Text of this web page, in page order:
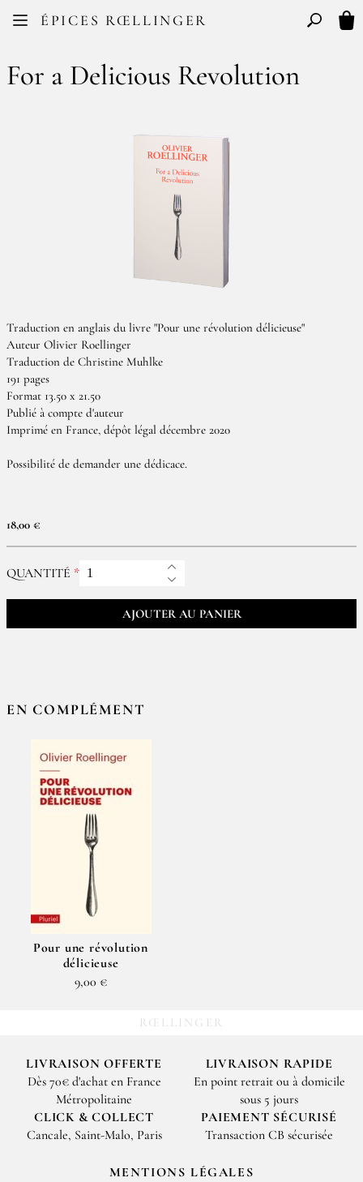
ÉPICES RŒLLINGER
FR EN Basculer
For a Delicious Revolution
Traduction en anglais du livre "Pour une révolution délicieuse"
Auteur Olivier Roellinger
Traduction de Christine Muhlke
191 pages
Format 13.50 x 21.50
Publié à compte d'auteur
Imprimé en France, dépôt légal décembre 2020
Possibilité de demander une dédicace.
18,00 €
QUANTITÉ
AJOUTER AU PANIER
EN COMPLÉMENT
Pour une révolution
délicieuse
9,00 €
RŒLLINGER
LIVRAISON OFFERTE
Dès 70€ d'achat en France
Métropolitaine
LIVRAISON RAPIDE
En point retrait ou à domicile
sous 5 jours
CLICK & COLLECT
Cancale, Saint-Malo, Paris
PAIEMENT SÉCURISÉ
Transaction CB sécurisée
MENTIONS LÉGALES